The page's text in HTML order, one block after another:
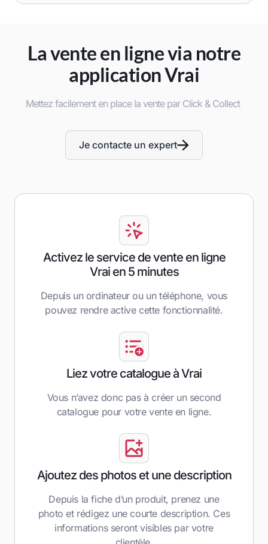
La vente en ligne via notre
application Vrai
Mettez facilement en place la vente par Click & Collect
Je contacte un expert
Activez le service de vente en ligne
Vrai en 5 minutes
Depuis un ordinateur ou un téléphone, vous
pouvez rendre active cette fonctionnalité.
Liez votre catalogue à Vrai
Vous n’avez donc pas à créer un second
catalogue pour votre vente en ligne.
Ajoutez des photos et une description
Depuis la fiche d’un produit, prenez une
photo et rédigez une courte description. Ces
informations seront visibles par votre